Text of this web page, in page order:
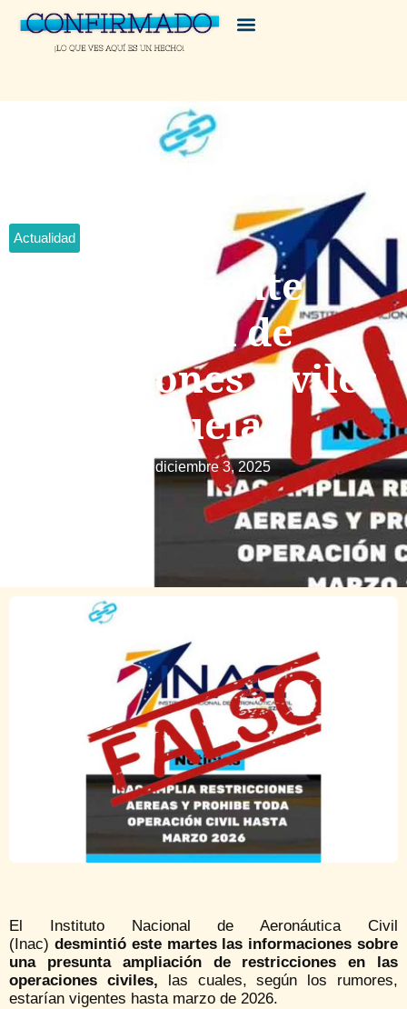
Actualidad
Inac desmiente
prohibición de
operaciones civiles
en Venezuela
diciembre 3, 2025
El Instituto Nacional de Aeronáutica Civil
(Inac) desmintió este martes las informaciones sobre
una presunta ampliación de restricciones en las
operaciones civiles, las cuales, según los rumores,
estarían vigentes hasta marzo de 2026.